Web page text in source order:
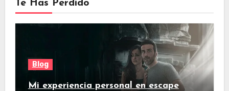
Te Has Perdido
Blog
Mi experiencia personal en escape